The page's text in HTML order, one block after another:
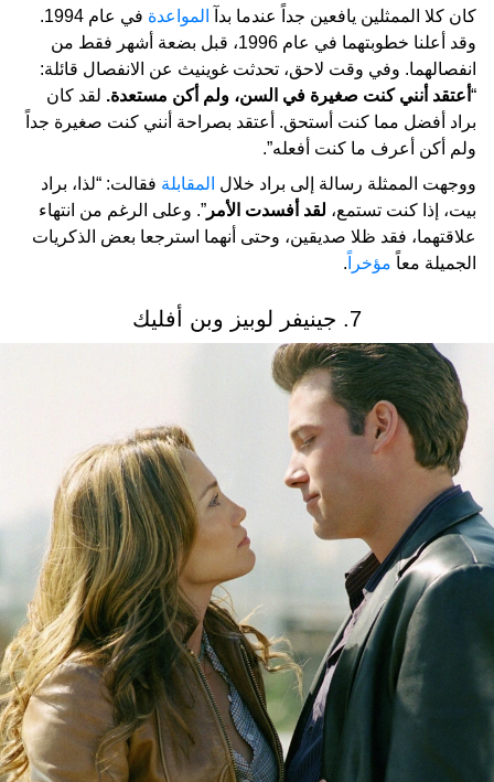
كان كلا الممثلين يافعين جداً عندما بدآ المواعدة
في عام 1994.
وقد أعلنا خطوبتهما في عام 1996، قبل بضعة أشهر فقط من
انفصالهما. وفي وقت لاحق، تحدثت غوينيث عن الانفصال قائلة:
“ أعتقد أنني كنت صغيرة في السن، ولم أكن مستعدة. لقد كان
براد أفضل مما كنت أستحق. أعتقد بصراحة أنني كنت صغيرة جداً
ولم أكن أعرف ما كنت أفعله”.
ووجهت الممثلة رسالة إلى براد خلال المقابلة فقالت: “لذا، براد
بيت، إذا كنت تستمع، لقد أفسدت الأمر ”. وعلى الرغم من انتهاء
علاقتهما، فقد ظلا صديقين، وحتى أنهما استرجعا بعض الذكريات
الجميلة معاً مؤخراً .
7. جينيفر لوبيز وبن أفليك